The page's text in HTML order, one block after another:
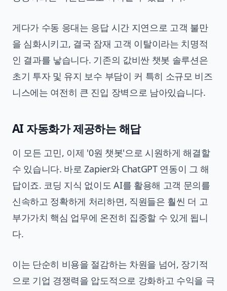
게다가 수동 응대는 응답 시간 지연으로 고객 불만
을 심화시키고, 결국 잠재 고객 이탈이라는 치명적
인 결과를 낳습니다. 기존의 값비싼 챗봇 솔루션은
초기 투자 및 유지 보수 부담이 커 특히 소규모 비즈
니스에는 여전히 큰 진입 장벽으로 남아있습니다.
AI 자동화가 제공하는 해답
이 모든 고민, 이제 '0원 챗봇'으로 시원하게 해결할
수 있습니다. 바로 Zapier와 ChatGPT 연동이 그 해
답이죠. 코딩 지식 없이도 AI를 활용해 고객 문의를
신속하고 정확하게 처리하면, 직원들은 훨씬 더 고
부가가치 핵심 업무에 온전히 집중할 수 있게 됩니
다.
이는 단순히 비용을 절감하는 차원을 넘어, 장기적
으로 기업 경쟁력을 압도적으로 강화하고 수익을 극